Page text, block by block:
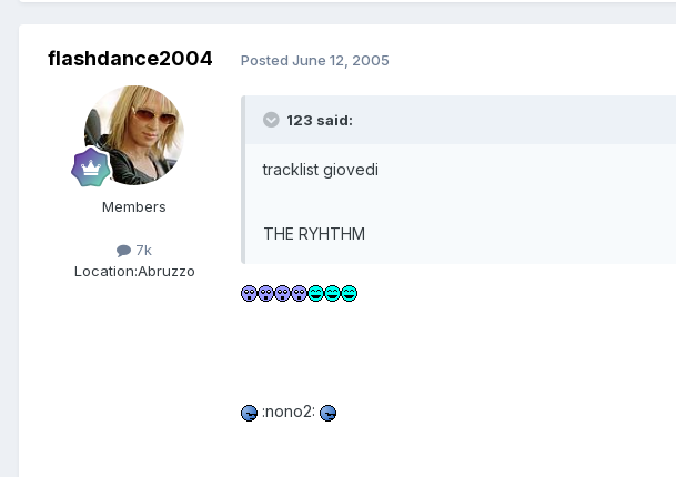
flashdance2004
Members
7k
Location:Abruzzo
Posted June 12, 2005
123 said:
tracklist giovedi
THE RYHTHM
:nono2: